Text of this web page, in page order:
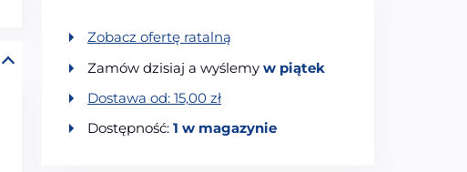
Zobacz ofertę ratalną
Zamów dzisiaj a wyślemy w piątek
Dostawa od: 15,00 zł
Dostępność: 1 w magazynie